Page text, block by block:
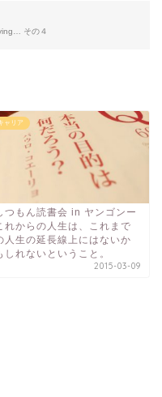
その４
ャリア
つもん読書会 in ヤンゴンー
れからの人生は、これまで
人生の延長線上にはないか
しれないということ。
2015-03-09